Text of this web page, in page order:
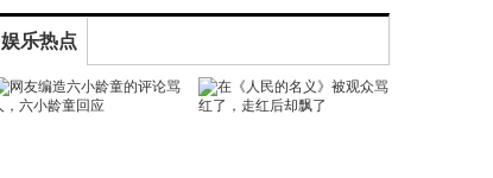
娱乐热点